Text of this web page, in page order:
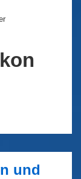
und